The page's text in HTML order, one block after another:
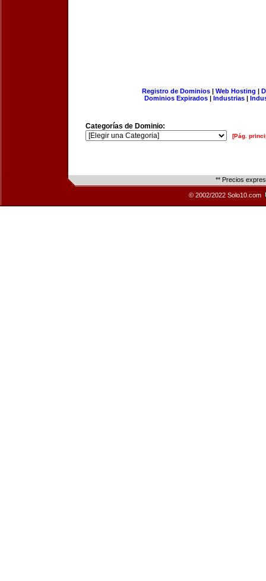
Registro de Dominios| Web Hosting |
Dominios Expirados | Industrias |
Categorías de Dominio:
[Pág.
** Precios
© 2002/2022 Solo10.com